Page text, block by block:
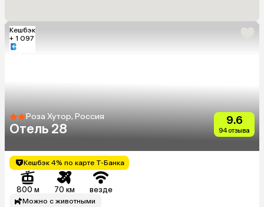
Кешбэк
+ 1 097
Роза Хутор, Россия
Отель 28
9.6
94 отзыва
Кешбэк 4% по карте Т-Банка
800 м 70 км везде
Можно с животными